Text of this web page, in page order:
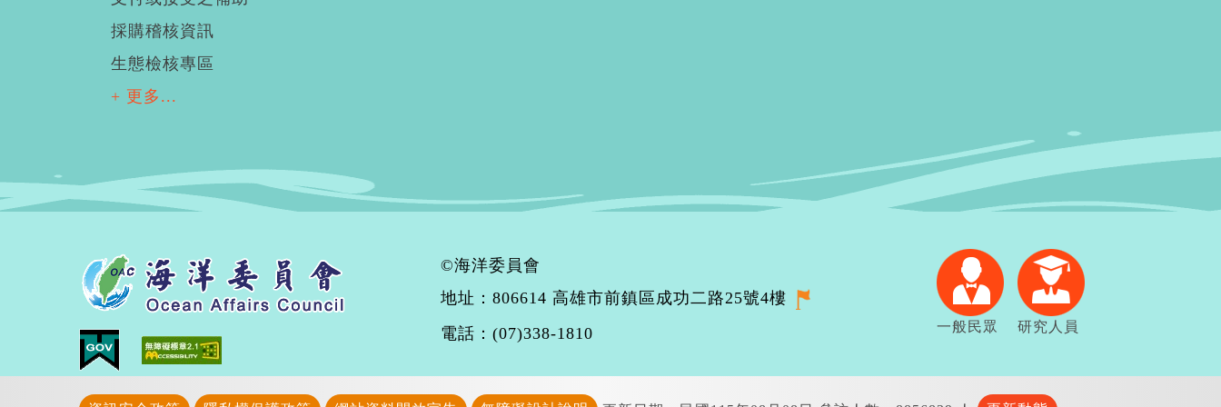
採購稽核資訊
生態檢核專區
+ 更多...
©海洋委員會
地址：806614 高雄市前鎮區成功二路25號4樓
電話：(07)338-1810
一般民眾 研究人員